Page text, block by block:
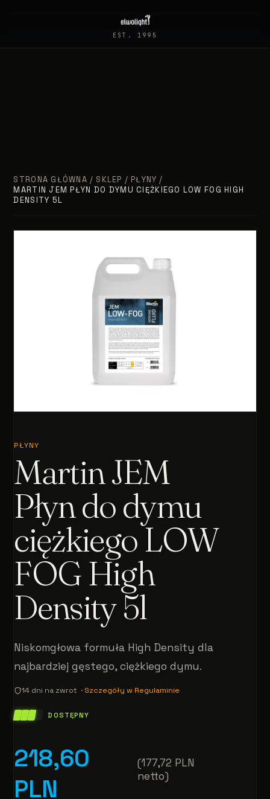
EST. 1995
STRONA GŁÓWNA / SKLEP / PŁYNY /
MARTIN JEM PŁYN DO DYMU CIĘŻKIEGO LOW FOG HIGH
DENSITY 5L
PŁYNY
Martin JEM
Płyn do dymu
ciężkiego LOW
FOG High
Density 5l
Niskomgłowa formuła High Density dla
najbardziej gęstego, ciężkiego dymu.
14 dni na zwrot · Szczegóły w Regulaminie
DOSTĘPNY
218,60
PLN
(177,72 PLN
netto)